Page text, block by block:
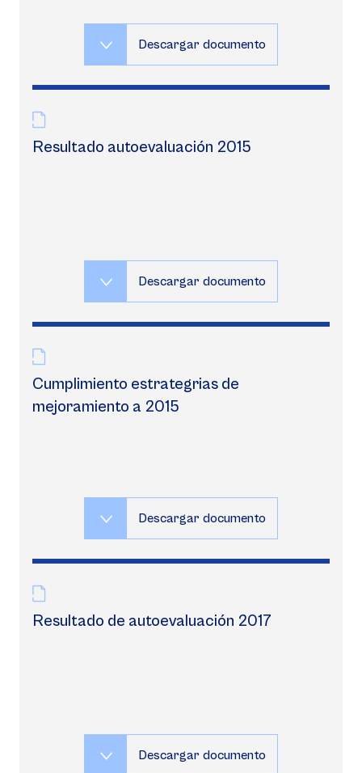
Descargar documento
Resultado autoevaluación 2015
Descargar documento
Cumplimiento estrategrias de
mejoramiento a 2015
Descargar documento
Resultado de autoevaluación 2017
Descargar documento